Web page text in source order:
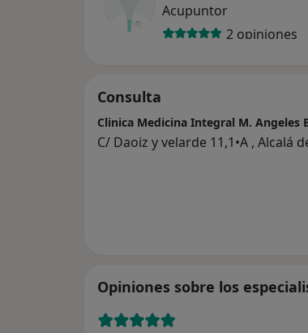
Acupuntor
2 opiniones
Consulta
Clinica Medicina Integral M. Angeles
C/ Daoiz y velarde 11,1•A , Alcalá
Opiniones sobre los